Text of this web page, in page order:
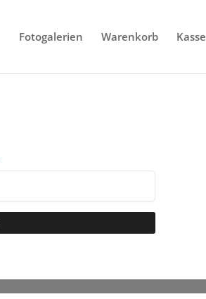
Fotogalerien Warenkorb Kasse